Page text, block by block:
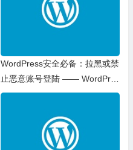
WordPress安全必备：拉黑或禁
止恶意账号登陆 —— WordPres
s 教程